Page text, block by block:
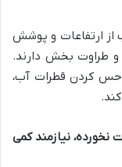
از ارتفاعات و پوشش
و طراوت بخش دارند.
حس کردن قطرات آب،
نخورده، نیازمند کمی